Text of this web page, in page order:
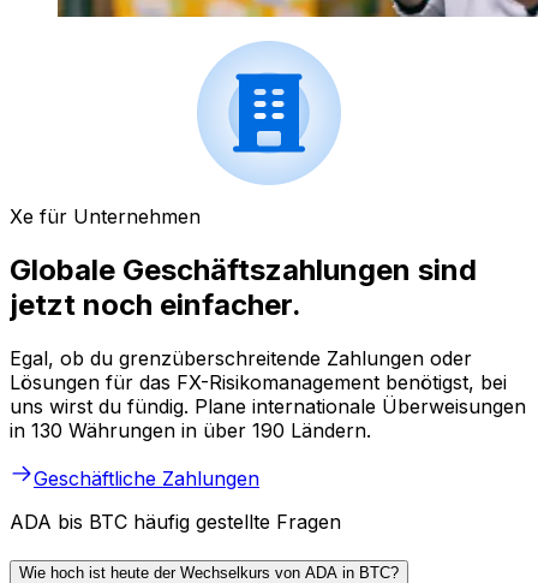
Xe für Unternehmen
Globale Geschäftszahlungen sind
jetzt noch einfacher.
Egal, ob du grenzüberschreitende Zahlungen oder
Lösungen für das FX-Risikomanagement benötigst, bei
uns wirst du fündig. Plane internationale Überweisungen
in 130 Währungen in über 190 Ländern.
Geschäftliche Zahlungen
ADA bis BTC häufig gestellte Fragen
Wie hoch ist heute der Wechselkurs von ADA in BTC?